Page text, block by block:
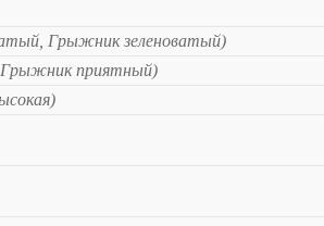
Грыжник зеленоватый)
приятный)